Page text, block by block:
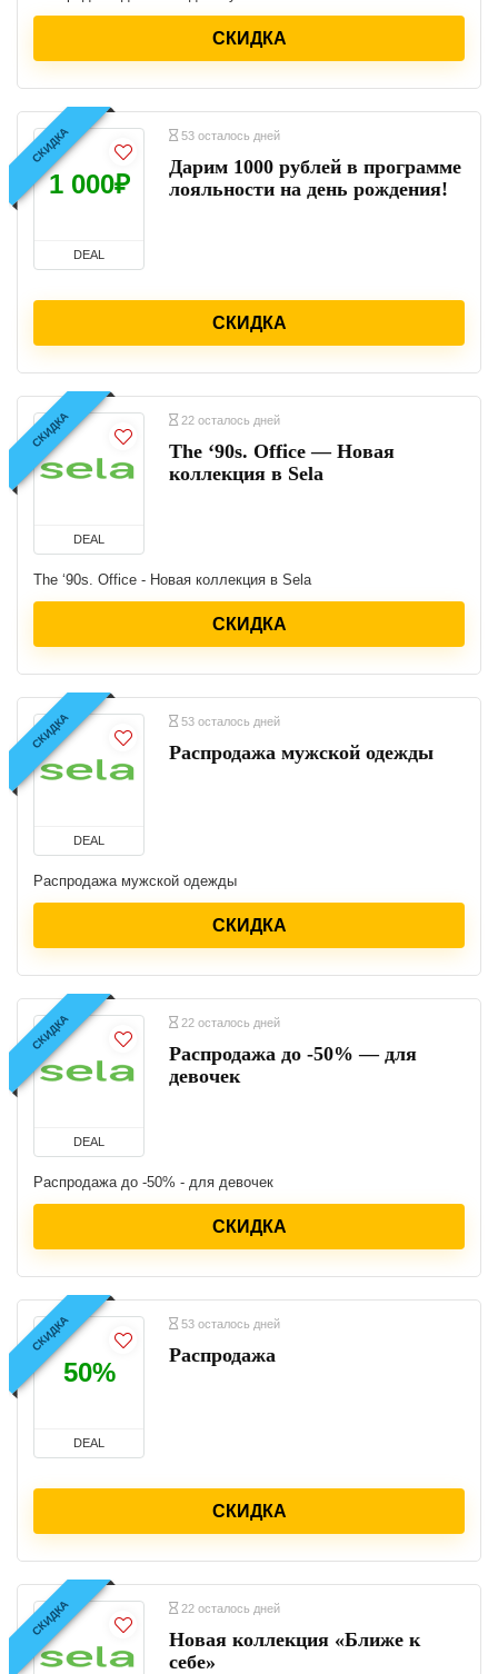
СКИДКА
СКИДКА
1 000₽
DEAL
53 осталось дней
Дарим 1000 рублей в программе
лояльности на день рождения!
СКИДКА
СКИДКА
DEAL
22 осталось дней
The ‘90s. Office — Новая
коллекция в Sela
The ‘90s. Office - Новая коллекция в Sela
СКИДКА
СКИДКА
DEAL
53 осталось дней
Распродажа мужской одежды
Распродажа мужской одежды
СКИДКА
СКИДКА
DEAL
22 осталось дней
Распродажа до -50% — для
девочек
Распродажа до -50% - для девочек
СКИДКА
СКИДКА
50%
DEAL
53 осталось дней
Распродажа
СКИДКА
СКИДКА 22 осталось дней
Новая коллекция «Ближе к
себе»